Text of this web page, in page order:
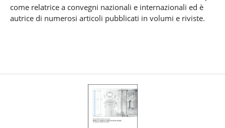
come relatrice a convegni nazionali e internazionali ed è
autrice di numerosi articoli pubblicati in volumi e riviste.